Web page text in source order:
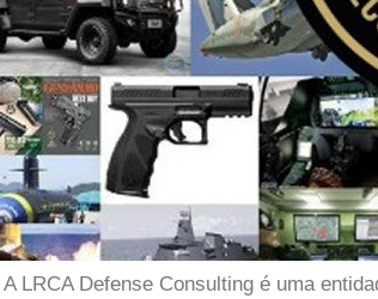
A LRCA Defense Consulting é uma